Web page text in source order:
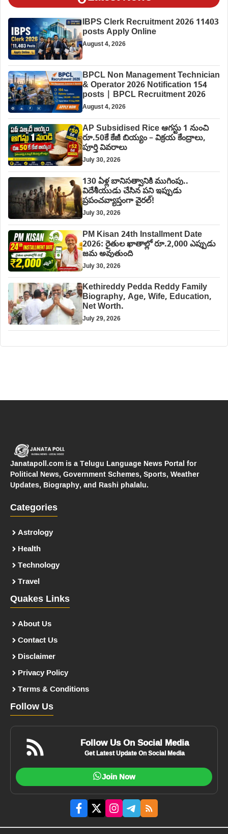
IBPS Clerk Recruitment 2026 11403
posts Apply Online
August 4, 2026
BPCL Non Management Technician
& Operator 2026 Notification 154
posts | BPCL Recruitment 2026
August 4, 2026
AP Subsidised Rice ఆగస్టు 1 నుంచి
రూ.50కే కేజీ బియ్యం – విక్రయ కేంద్రాలు,
పూర్తి వివరాలు
July 30, 2026
130 ఏళ్ల బానిసత్వానికి ముగింపు..
విదేశీయుడు చేసిన పని ఇప్పుడు
ప్రపంచవ్యాప్తంగా వైరల్!
July 30, 2026
PM Kisan 24th Installment Date
2026: రైతుల ఖాతాల్లో రూ.2,000 ఎప్పుడు
జమ అవుతుంది
July 30, 2026
Kethireddy Pedda Reddy Family
Biography, Age, Wife, Education,
Net Worth.
July 29, 2026
Janatapoll.com is a Telugu Language News Portal for
Political News, Government Schemes, Sports, Weather
Updates, Biography, and Rashi phalalu.
Categories
Astrology
Health
Technology
Travel
Quakes Links
About Us
Contact Us
Disclaimer
Privacy Policy
Terms & Conditions
Follow Us
Follow Us On Social Media
Get Latest Update On Social Media
Join Now